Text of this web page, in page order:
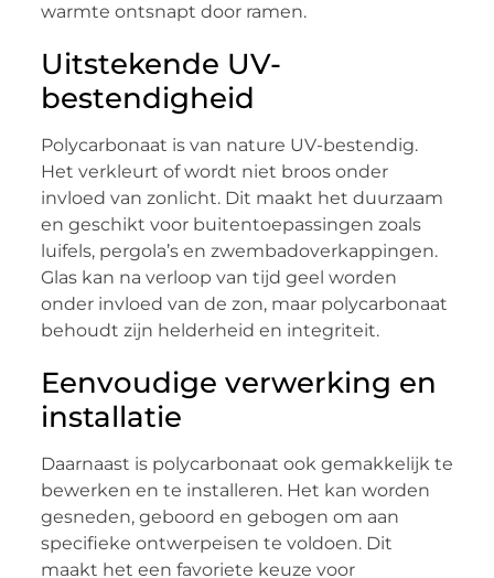
warmte ontsnapt door ramen.
Uitstekende UV-
bestendigheid
Polycarbonaat is van nature UV-bestendig.
Het verkleurt of wordt niet broos onder
invloed van zonlicht. Dit maakt het duurzaam
en geschikt voor buitentoepassingen zoals
luifels, pergola’s en zwembadoverkappingen.
Glas kan na verloop van tijd geel worden
onder invloed van de zon, maar polycarbonaat
behoudt zijn helderheid en integriteit.
Eenvoudige verwerking en
installatie
Daarnaast is polycarbonaat ook gemakkelijk te
bewerken en te installeren. Het kan worden
gesneden, geboord en gebogen om aan
specifieke ontwerpeisen te voldoen. Dit
maakt het een favoriete keuze voor